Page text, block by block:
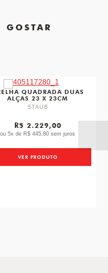
GOSTAR
QUADRADA DUAS
ALÇAS 23 X 23CM
STAUB
R$ 2.229,00
ou 5x de R$ 445,80 sem juros
VER PRODUTO